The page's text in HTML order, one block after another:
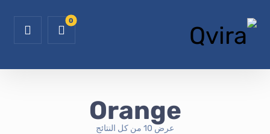
Orange
عرض ⁦10⁩ من كل النتائج